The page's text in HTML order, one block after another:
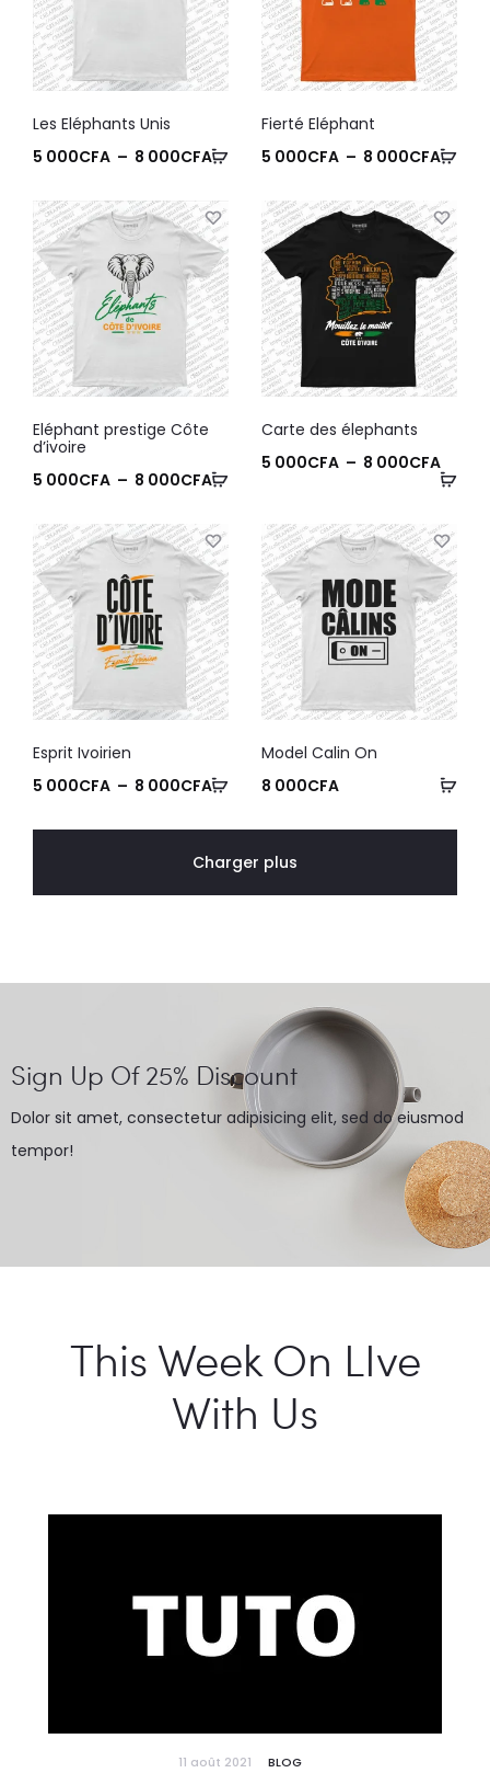
Les Eléphants Unis
5 000CFA – 8 000CFA
Fierté Eléphant
5 000CFA – 8 000CFA
Eléphant prestige Côte
d’ivoire
5 000CFA – 8 000CFA
Carte des élephants
5 000CFA – 8 000CFA
Esprit Ivoirien
5 000CFA – 8 000CFA
Model Calin On
8 000CFA
Charger plus
Sign Up Of 25% Discount
Dolor sit amet, consectetur adipisicing elit, sed do eiusmod
tempor!
This Week On LIve
With Us
11 août 2021 BLOG